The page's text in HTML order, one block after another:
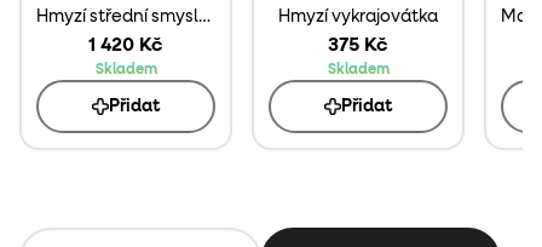
Hmyzí střední smyslobox
1 420 Kč
Skladem
Přidat
Hmyzí vykrajovátka
375 Kč
Skladem
Přidat